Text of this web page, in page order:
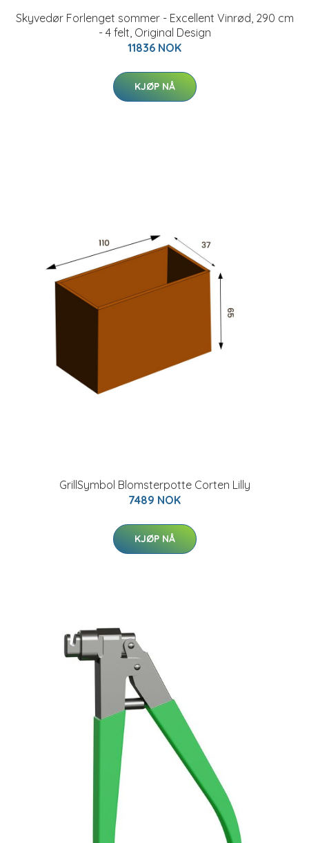
Skyvedør Forlenget sommer - Excellent Vinrød, 290 cm
- 4 felt, Original Design
11836 NOK
KJØP NÅ
GrillSymbol Blomsterpotte Corten Lilly
7489 NOK
KJØP NÅ